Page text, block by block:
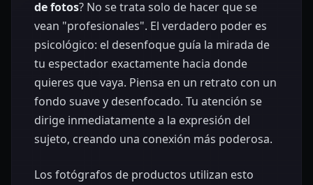
de fotos? No se trata solo de hacer que se
vean "profesionales". El verdadero poder es
psicológico: el desenfoque guía la mirada de
tu espectador exactamente hacia donde
quieres que vaya. Piensa en un retrato con un
fondo suave y desenfocado. Tu atención se
dirige inmediatamente a la expresión del
sujeto, creando una conexión más poderosa.
Los fotógrafos de productos utilizan esto